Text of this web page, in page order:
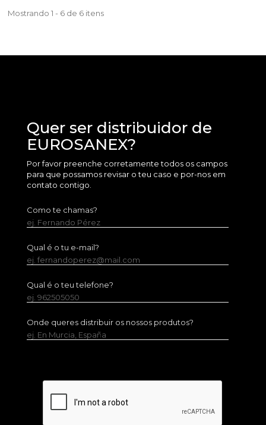
Mostrando 1 - 6 de 6 itens
Quer ser distribuidor de
EUROSANEX?
Por favor preenche corretamente todos os campos
para que possamos revisar o teu caso e por-nos em
contato contigo.
Como te chamas?
ej. Fernando Pérez
Qual é o tu e-mail?
ej. fernandoperez@mail.com
Qual é o teu telefone?
ej. 962505050
Onde queres distribuir os nossos produtos?
ej. En Murcia, España